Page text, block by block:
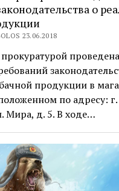
о
23.06.2018
продукции в
по адресу: г.
Мира, д. 5. В ходе…